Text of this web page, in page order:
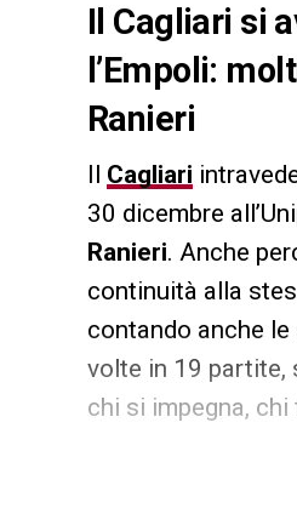
Il Cagliari si
l’Empoli:
Ranieri
Il Cagliari
30 dicembre
Ranieri. Anche
continuità alla
contando anche
volte in 19 partite,
chi si impegna,
LA PLAYLIST